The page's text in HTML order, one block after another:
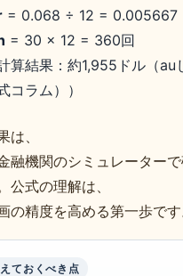
= 0.068 ÷ 12 = 0.005667
= 30 × 12 = 360回
算結果：約1,955ドル（au
コラム））
は、
融機関のシミュレーター
公式の理解は、
の精度を高める第一歩です
ておくべき点